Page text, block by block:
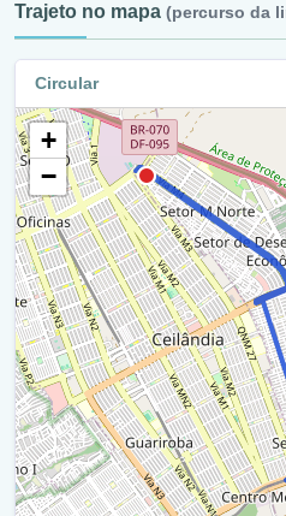
Retorno - Via Estádio /
Via Estádio / Avenida Elmo
Terminal De Taguatinga
Interna Terminal De
Terminal De Taguatinga
Via Estádio / Avenida Elmo
Viaduto - Via Estádio / Via
Ra Iii
Via De Ligação Taguatinga -
Via Lj 1 Sul / Ra Iii
Trajeto no mapa (percurso da
Circular
+
−